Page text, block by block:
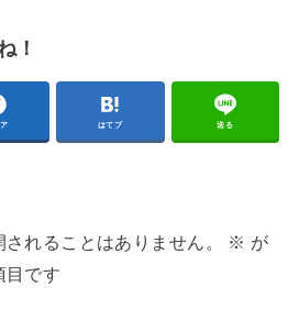
！
はてブ 送る
れることはありません。 ※ が
目です